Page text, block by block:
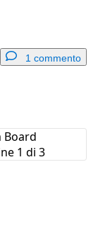
1 commento